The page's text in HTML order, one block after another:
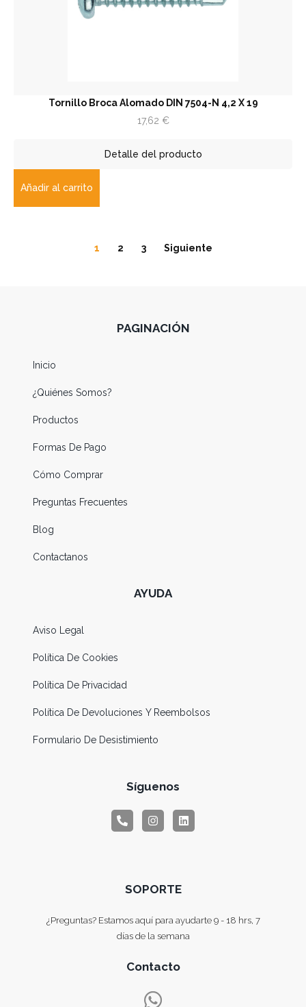
Tornillo Broca Alomado DIN 7504-N 4,2 X 19
17,62 €
Detalle del producto
Añadir al carrito
1 2 3 Siguiente
PAGINACIÓN
Inicio
¿Quiénes Somos?
Productos
Formas De Pago
Cómo Comprar
Preguntas Frecuentes
Blog
Contactanos
AYUDA
Aviso Legal
Política De Cookies
Política De Privacidad
Política De Devoluciones Y Reembolsos
Formulario De Desistimiento
Síguenos
SOPORTE
¿Preguntas? Estamos aquí para ayudarte 9 - 18 hrs, 7
días de la semana
Contacto